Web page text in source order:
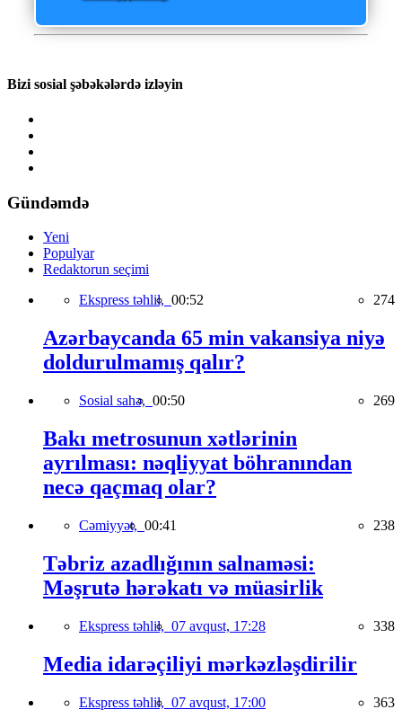
Bizi sosial şəbəkələrdə izləyin
Gündəmdə
Yeni
Populyar
Redaktorun seçimi
Ekspress təhlil, 00:52 274
Azərbaycanda 65 min vakansiya niyə
doldurulmamış qalır?
Sosial sahə, 00:50 269
Bakı metrosunun xətlərinin
ayrılması: nəqliyyat böhranından
necə qaçmaq olar?
Cəmiyyət, 00:41 238
Təbriz azadlığının salnaməsi:
Məşrutə hərəkatı və müasirlik
Ekspress təhlil, 07 avqust, 17:28 338
Media idarəçiliyi mərkəzləşdirilir
Ekspress təhlil, 07 avqust, 17:00 363